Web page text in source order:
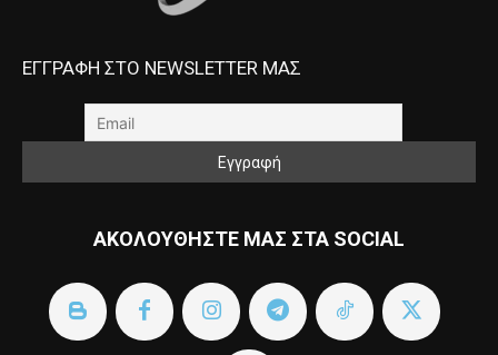
ΕΓΓΡΑΦΗ ΣΤΟ NEWSLETTER ΜΑΣ
ΑΚΟΛΟΥΘΗΣΤΕ ΜΑΣ ΣΤΑ SOCIAL